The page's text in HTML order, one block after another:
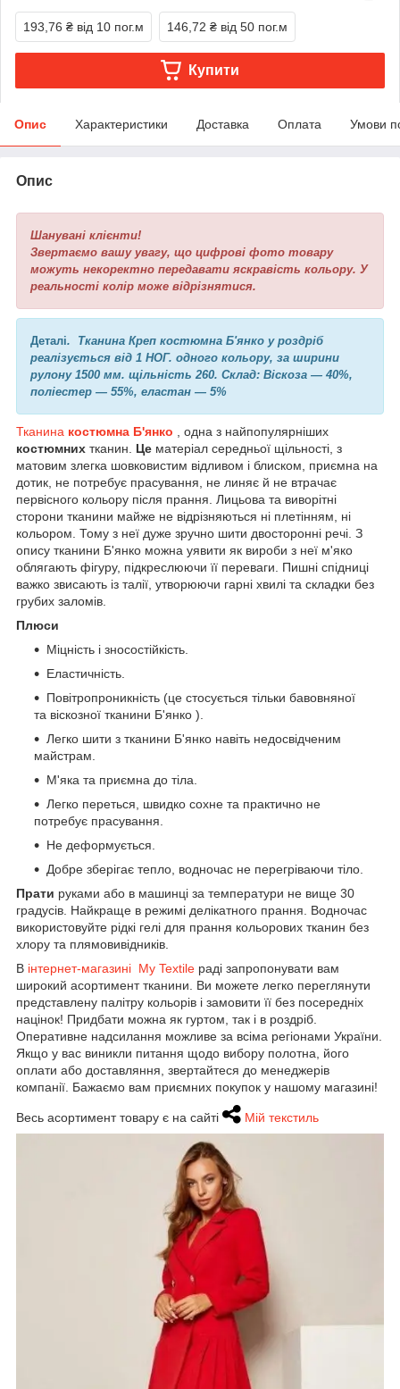
193,76 ₴ від 10 пог.м 146,72 ₴ від 50 пог.м
Купити
Опис Характеристики Доставка Оплата Умови
Опис
Шанувані клієнти!
Звертаємо вашу увагу, що цифрові фото товару
можуть некоректно передавати яскравість кольору. У
реальності колір може відрізнятися.
Деталі.
Тканина Креп костюмна Б'янко у роздріб
реалізується від 1 НОГ. одного кольору, за ширини
рулону 1500 мм. щільність 260. Склад: Віскоза — 40%,
поліестер — 55%, еластан — 5%
Тканина костюмна Б'янко
, одна з найпопулярніших
костюмних тканин. Це матеріал середньої щільності, з
матовим злегка шовковистим відливом і блиском, приємна на
дотик, не потребує прасування, не линяє й не втрачає
первісного кольору після прання. Лицьова та виворітні
сторони тканини майже не відрізняються ні плетінням, ні
кольором. Тому з неї дуже зручно шити двосторонні речі. З
опису тканини Б'янко можна уявити як вироби з неї м'яко
облягають фігуру, підкреслюючи її переваги. Пишні спідниці
важко звисають із талії, утворюючи гарні хвилі та складки без
грубих заломів.
Плюси
Міцність і зносостійкість.
Еластичність.
Повітропроникність (це стосується тільки бавовняної
та віскозної тканини Б'янко ).
Легко шити з тканини Б'янко навіть недосвідченим
майстрам.
М'яка та приємна до тіла.
Легко переться, швидко сохне та практично не
потребує прасування.
Не деформується.
Добре зберігає тепло, водночас не перегріваючи тіло.
Прати руками або в машинці за температури не вище 30
градусів. Найкраще в режимі делікатного прання. Водночас
використовуйте рідкі гелі для прання кольорових тканин без
хлору та плямовивідників.
В інтернет-магазині My Textile раді запропонувати вам
широкий асортимент тканини. Ви можете легко переглянути
представлену палітру кольорів і замовити її без посередніх
націнок! Придбати можна як гуртом, так і в роздріб.
Оперативне надсилання можливе за всіма регіонами України.
Якщо у вас виникли питання щодо вибору полотна, його
оплати або доставляння, звертайтеся до менеджерів
компанії. Бажаємо вам приємних покупок у нашому магазині!
Весь асортимент товару є на сайті Мій текстиль